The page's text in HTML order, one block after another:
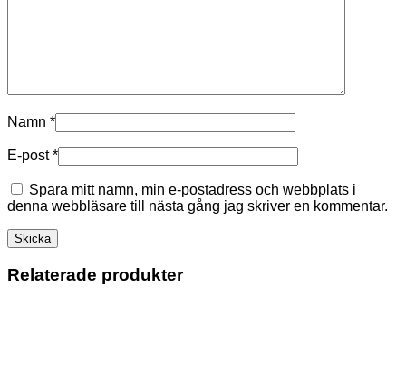
Namn *
E-post*
Spara mitt namn, min e-postadress och webbplats i
denna webbläsare till nästa gång jag skriver en kommentar.
Relaterade produkter